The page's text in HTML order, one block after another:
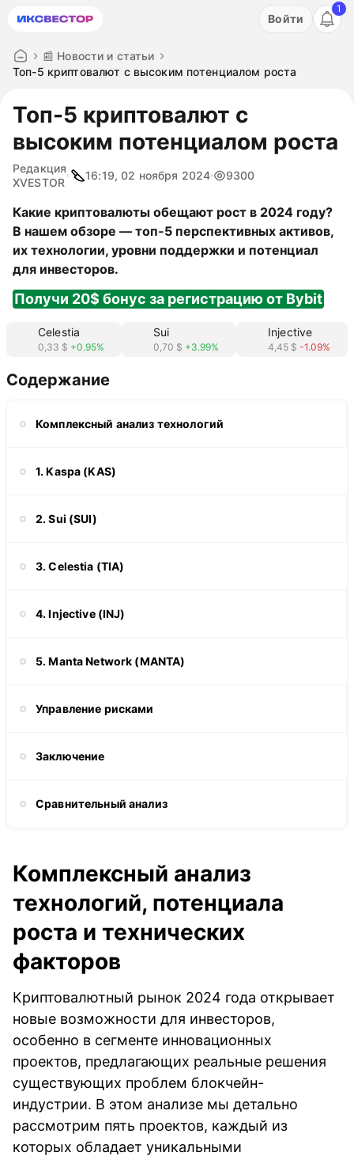
Акция: бесплатный пробный период на 3 дня!
Войти
1
📰 Новости и статьи
Топ-5 криптовалют с высоким потенциалом роста
Топ-5 криптовалют с
высоким потенциалом роста
Редакция
XVESTOR
16:19, 02 ноября 2024 9300
Какие криптовалюты обещают рост в 2024 году?
В нашем обзоре — топ-5 перспективных активов,
их технологии, уровни поддержки и потенциал
для инвесторов.
Получи 20$ бонус за регистрацию от Bybit
Celestia
0,33 $ +0.95%
Sui
0,70 $ +3.99%
Injective
4,45 $ -1.09%
Содержание
Комплексный анализ технологий
1. Kaspa (KAS)
2. Sui (SUI)
3. Celestia (TIA)
4. Injective (INJ)
5. Manta Network (MANTA)
Управление рисками
Заключение
Сравнительный анализ
Комплексный анализ
технологий, потенциала
роста и технических
факторов
Криптовалютный рынок 2024 года открывает
новые возможности для инвесторов,
особенно в сегменте инновационных
проектов, предлагающих реальные решения
существующих проблем блокчейн-
индустрии. В этом анализе мы детально
рассмотрим пять проектов, каждый из
которых обладает уникальными